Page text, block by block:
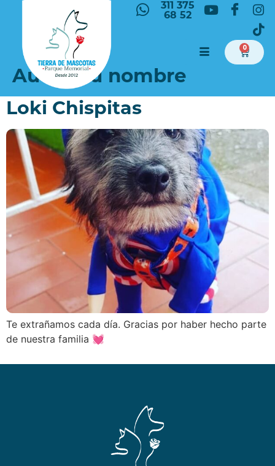
311 375
68 52
0
Autor:Tu nombre
Loki Chispitas
Te extrañamos cada día. Gracias por haber hecho parte
de nuestra familia 💓